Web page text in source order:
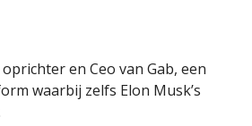
en Ceo van Gab, een
waarbij zelfs Elon Musk’s